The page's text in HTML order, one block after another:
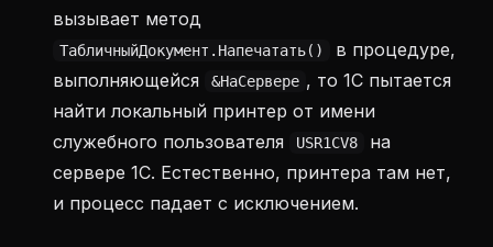
вызывает метод
ТабличныйДокумент.Напечатать()
в процедуре,
выполняющейся
&НаСервере , то 1С пытается
найти локальный принтер от имени
служебного пользователя
USR1CV8
на
сервере 1С. Естественно, принтера там нет,
и процесс падает с исключением.